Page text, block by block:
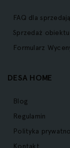
FAQ dla
Sprzedaż obiektu
Formularz
DESA HOME
Blog
Regulamin
Polityka
Kontakt